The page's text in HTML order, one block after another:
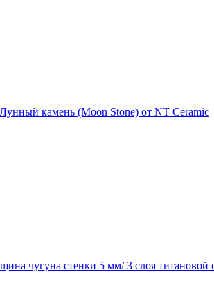
камень (Moon Stone) от NT Ceramic
чугуна стенки 5 мм/ 3 слоя титановой